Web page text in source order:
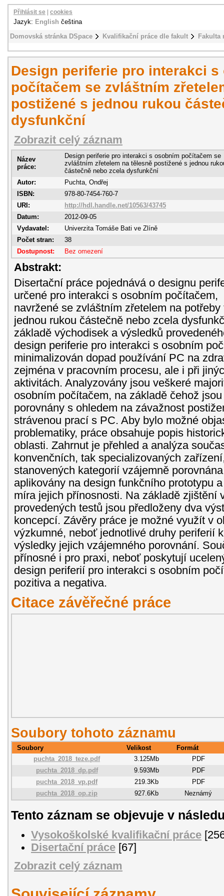
Domovská stránka DSpace Kvalifikační práce dle fakult
Přihlásit se cookies
Jazyk: English čeština
Design periferie pro interakci s
počítačem se zvláštním
postižené s jednou rukou
dysfunkční
Zobrazit celý záznam
Název
práce:
Design periferie pro interakci s osobním počítačem se
zvláštním zřetelem na tělesně postižené s jednou
částečně nebo zcela dysfunkční
Autor:
Puchta, Ondřej
ISBN:
978-80-7454-760-7
URI:
http://hdl.handle.net/10563/43745
Datum:
2012-09-05
Vydavatel:
Univerzita Tomáše Bati ve Zlíně
Počet stran:
38
Dostupnost:
Bez omezení
Abstrakt:
Disertační práce pojednává o designu
určené pro interakci s osobním počítačem,
navržené se zvláštním zřetelem na
jednou rukou částečně nebo zcela
základě východisek a výsledků
design periferie pro interakci s osobním
minimalizován dopad používání PC na
zejména v pracovním procesu, ale i při
aktivitách. Analyzovány jsou veškeré
osobním počítačem, na základě čehož
porovnány s ohledem na závažnost
strávenou prací s PC. Aby bylo možné
problematiky, práce obsahuje popis
oblasti. Zahrnut je přehled a analýza
konvenčních, tak specializovaných
stanovených kategorií vzájemně
aplikovány na design funkčního prototypu
míra jejich přínosnosti. Na základě zjištění
provedených testů jsou předloženy dva
koncepcí. Závěry práce je možné využít v
výzkumné, neboť jednotlivé druhy periferií
výsledky jejich vzájemného porovnání.
přínosné i pro praxi, neboť poskytují
design periferií pro interakci s osobním
pozitiva a negativa.
Citace závěřečné práce
Soubory tohoto záznamu
Soubory Velikost
Formát
puchta_2018_teze.pdf
3.125Mb
PDF
puchta_2018_dp.pdf
9.593Mb
PDF
puchta_2018_vp.pdf
219.3Kb
PDF
puchta_2018_op.zip
927.6Kb Neznámý
Tento záznam se objevuje v
Vysokoškolské kvalifikační práce
Disertační práce [67]
Zobrazit celý záznam